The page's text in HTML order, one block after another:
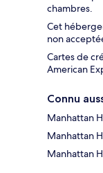
chambres.
Cet
non
Cartes de
American
Connu
Manhattan
Manhattan
Manhattan